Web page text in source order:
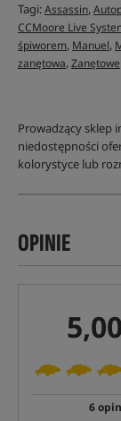
Tagi:Assassin,
CCMoore Live
śpiworem, Manuel,
zanętowa,Zanętowe
Prowadzący sklep
niedostępności
kolorystyce lub
OPINIE
6